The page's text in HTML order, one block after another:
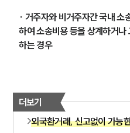
∙ 거주자와 비거주자간 국내 소
하여 소송비용 등을 상계하거
하는 경우
더보기
외국환거래, 신고없이 가능